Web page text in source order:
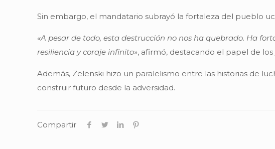
Sin embargo, el mandatario subrayó la fortaleza del pueblo
«A pesar de todo, esta destrucción no nos ha quebrado. Ha
resiliencia y coraje infinito», afirmó, destacando el papel de
Además, Zelenski hizo un paralelismo entre las historias de
construir futuro desde la adversidad.
Compartir